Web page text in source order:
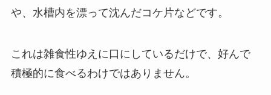
や、水槽内を漂って沈んだコケ片などです。
これは雑食性ゆえに口にしているだけで、好んで
積極的に食べるわけではありません。